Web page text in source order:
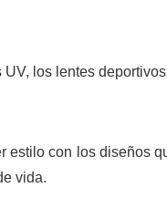
los lentes
estilo con los diseños
vida.